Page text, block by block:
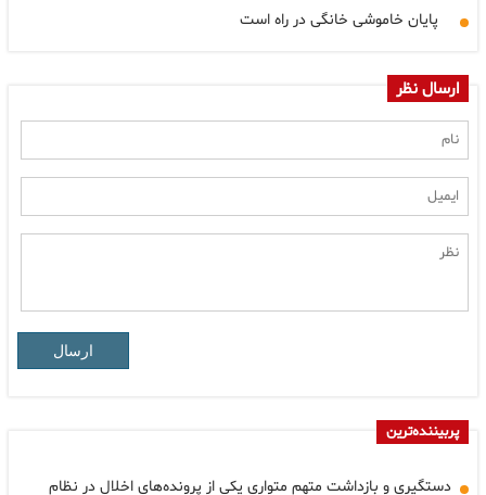
پایان خاموشی خانگی در راه است
ارسال نظر
ارسال
پربیننده‌ترین
دستگیری و بازداشت متهم متواری یکی از پرونده‌های اخلال در نظام